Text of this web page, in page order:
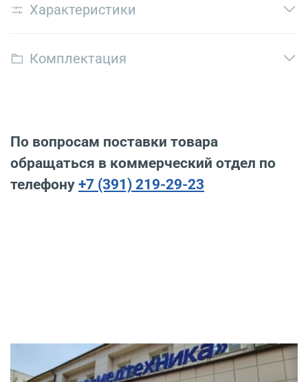
Характеристики
Комплектация
По вопросам поставки товара
обращаться в коммерческий отдел по
телефону +7 (391) 219-29-23